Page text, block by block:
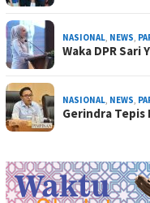
NASIONAL, NEWS,
Waka DPR
NASIONAL, NEWS,
Gerindra